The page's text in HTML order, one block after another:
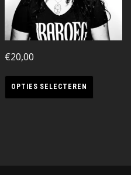
€20,00
OPTIES SELECTEREN